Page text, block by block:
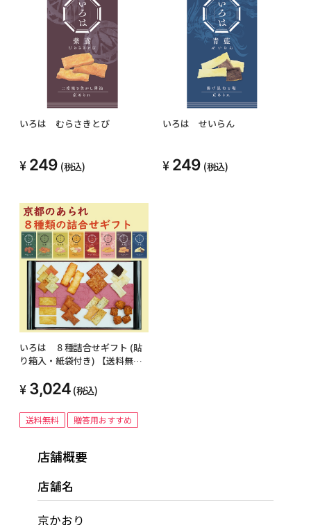
いろは むらさきとび
249 (税込)
いろは せいらん
249 (税込)
いろは ８種詰合せギフト (貼
り箱入・紙袋付き) 【送料無
3,024 (税込)
送料無料 贈答用おすすめ
店舗概要
店舗名
京かおり